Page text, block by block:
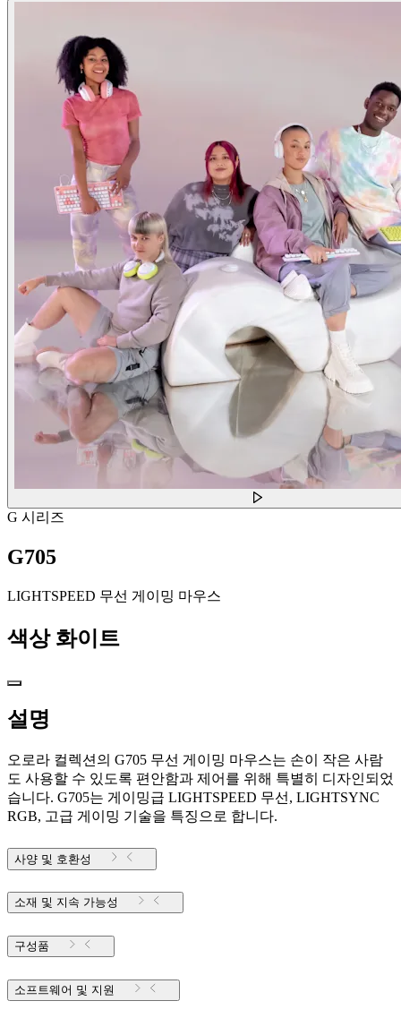
G 시리즈
G705
LIGHTSPEED 무선 게이밍 마우스
색상 화이트
설명
오로라 컬렉션의 G705 무선 게이밍 마우스는 손이 작은 사람
도 사용할 수 있도록 편안함과 제어를 위해 특별히 디자인되었
습니다. G705는 게이밍급 LIGHTSPEED 무선, LIGHTSYNC
RGB, 고급 게이밍 기술을 특징으로 합니다.
사양 및 호환성
소재 및 지속 가능성
구성품
소프트웨어 및 지원